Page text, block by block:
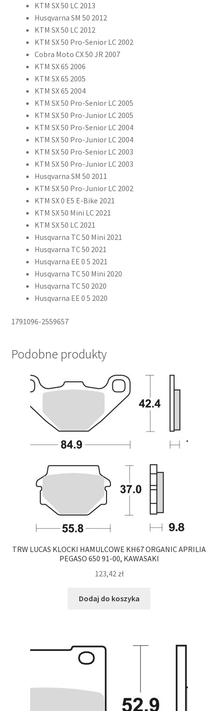
KTM SX 50 LC 2013
Husqvarna SM 50 2012
KTM SX 50 LC 2012
KTM SX 50 Pro-Senior LC 2002
Cobra Moto CX 50 JR 2007
KTM SX 65 2006
KTM SX 65 2005
KTM SX 65 2004
KTM SX 50 Pro-Senior LC 2005
KTM SX 50 Pro-Junior LC 2005
KTM SX 50 Pro-Senior LC 2004
KTM SX 50 Pro-Junior LC 2004
KTM SX 50 Pro-Senior LC 2003
KTM SX 50 Pro-Junior LC 2003
Husqvarna SM 50 2011
KTM SX 50 Pro-Junior LC 2002
KTM SX 0 E5 E-Bike 2021
KTM SX 50 Mini LC 2021
KTM SX 50 LC 2021
Husqvarna TC 50 Mini 2021
Husqvarna TC 50 2021
Husqvarna EE 0 5 2021
Husqvarna TC 50 Mini 2020
Husqvarna TC 50 2020
Husqvarna EE 0 5 2020
1791096-2559657
Podobne produkty
TRW LUCAS KLOCKI HAMULCOWE KH67 ORGANIC APRILIA
PEGASO 650 91-00, KAWASAKI
123,42 zł
Dodaj do koszyka